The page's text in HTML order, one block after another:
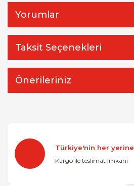
Yorumlar
Taksit Seçenekleri
Önerileriniz
Türkiye'nin her yerine
Kargo ile teslimat imkanı